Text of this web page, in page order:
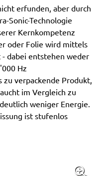
erfunden, aber durch
Sonic-Technologie
Kernkompetenz
oder Folie wird mittels
dabei entstehen weder
Hz
zu verpackende Produkt,
im Vergleich zu
weniger Energie.
ist stufenlos